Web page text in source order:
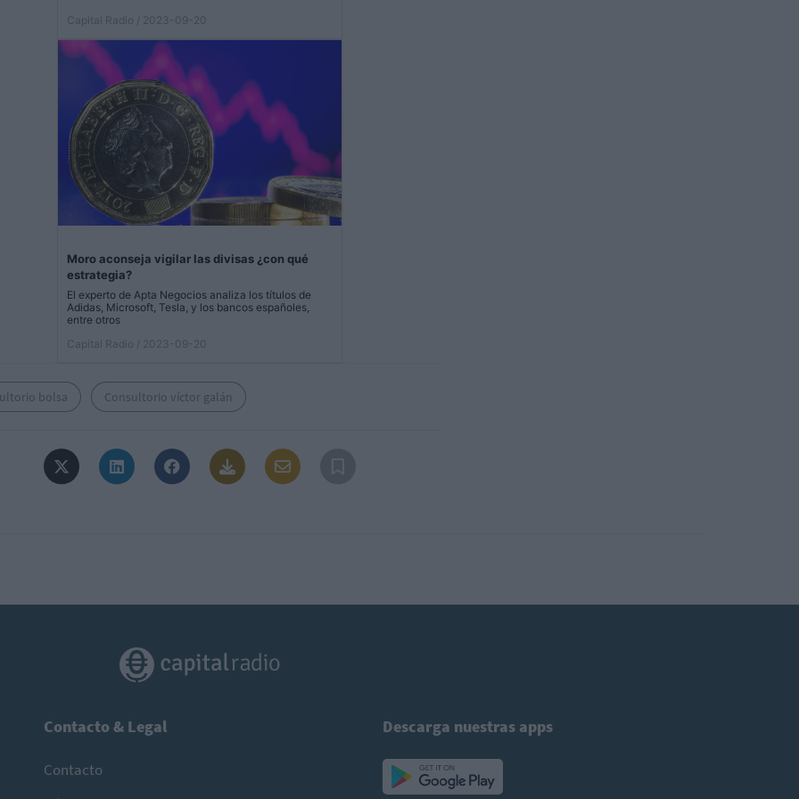
Capital Radio
/ 2023-09-20
Moro aconseja vigilar las divisas ¿con qué
estrategia?
El experto de Apta Negocios analiza los títulos de
Adidas, Microsoft, Tesla, y los bancos españoles,
entre otros
Capital Radio
/ 2023-09-20
bolsa Consultorio víctor galán
Contacto & Legal
Contacto
Descarga nuestras apps